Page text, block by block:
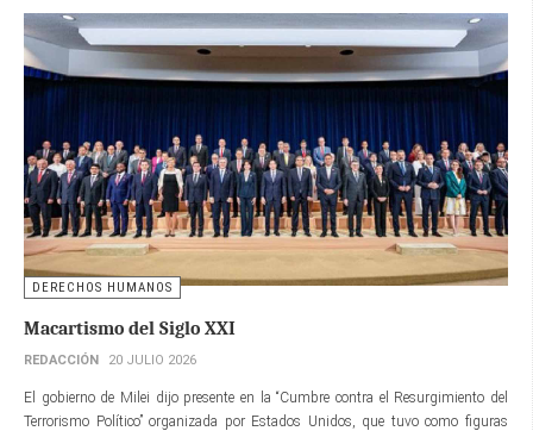
DERECHOS HUMANOS
Macartismo del Siglo XXI
REDACCIÓN 20 JULIO 2026
El gobierno de Milei dijo presente en la “Cumbre contra el Resurgimiento del
Terrorismo Político” organizada por Estados Unidos, que tuvo como figuras